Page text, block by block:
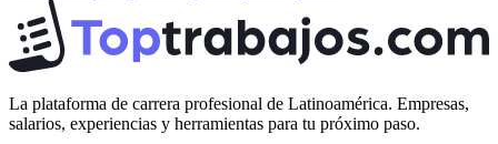
La plataforma de carrera profesional de Latinoamérica. Empresas,
salarios, experiencias y herramientas para tu próximo paso.